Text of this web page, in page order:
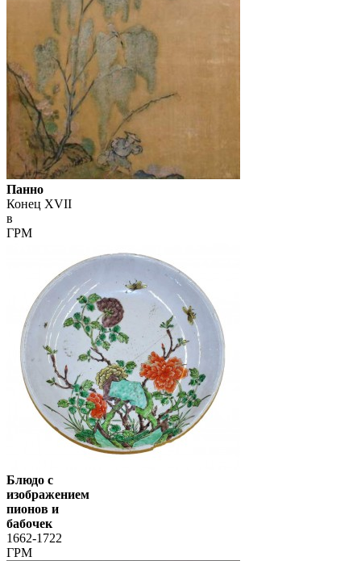
Панно
Конец XVII
в
ГРМ
Блюдо с
изображением
пионов и
бабочек
1662-1722
ГРМ